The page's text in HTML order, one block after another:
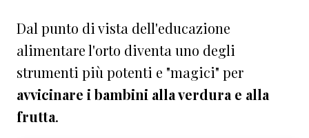
Dal punto di vista dell'educazione
alimentare l'orto diventa uno degli
strumenti più potenti e "magici" per
avvicinare i bambini alla verdura e alla
frutta.